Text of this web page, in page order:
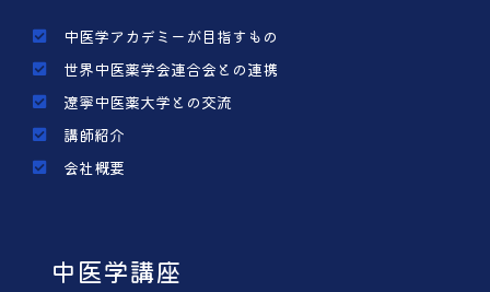
中医学アカデミーが目指すもの
世界中医薬学会連合会との連携
遼寧中医薬大学との交流
講師紹介
会社概要
中医学講座